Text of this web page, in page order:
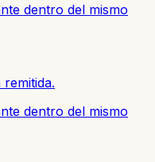
dentro del mismo
dentro del mismo